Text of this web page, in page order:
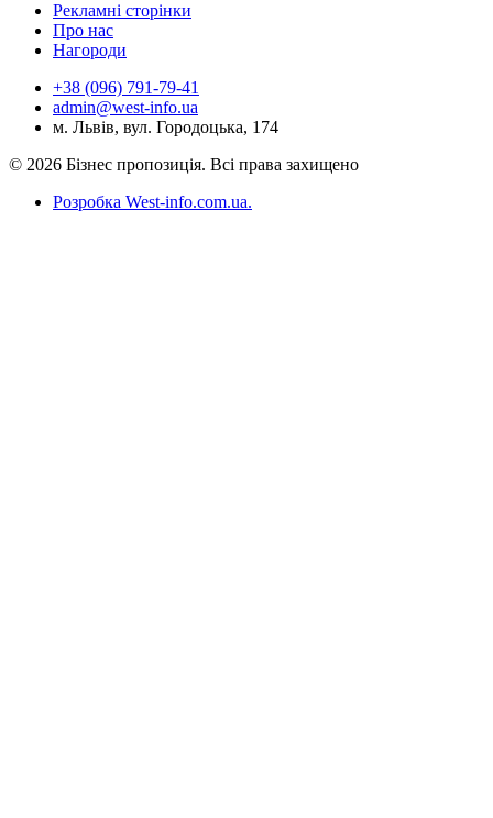
Рекламні сторінки
Про нас
Нагороди
+38 (096) 791-79-41
admin@west-info.ua
м. Львів, вул. Городоцька, 174
© 2026 Бізнес пропозиція. Всі права захищено
Розробка West-info.com.ua.